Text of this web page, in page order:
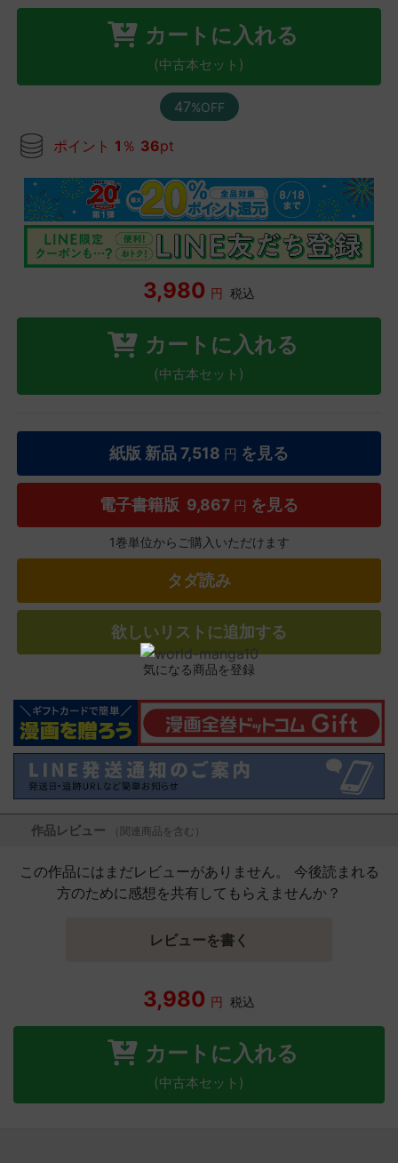
カートに入れる
(中古本セット)
47%OFF
ポイント 1 ％ 36pt
3,980 円 税込
カートに入れる
(中古本セット)
紙版 新品7,518 円 を見る
電子書籍版 9,867 円 を見る
1巻単位からご購入いただけます
タダ読み
欲しいリストに追加する
気になる商品を登録
作品レビュー （関連商品を含む）
この作品にはまだレビューがありません。 今後読まれる
方のために感想を共有してもらえませんか？
レビューを書く
3,980 円 税込
カートに入れる
(中古本セット)